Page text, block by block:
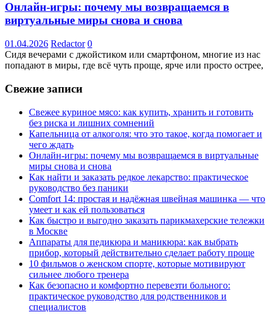
Онлайн-игры: почему мы возвращаемся в
виртуальные миры снова и снова
01.04.2026 Redactor 0
Сидя вечерами с джойстиком или смартфоном, многие из нас
попадают в миры, где всё чуть проще, ярче или просто острее,
Свежие записи
Свежее куриное мясо: как купить, хранить и готовить
без риска и лишних сомнений
Капельница от алкоголя: что это такое, когда помогает и
чего ждать
Онлайн-игры: почему мы возвращаемся в виртуальные
миры снова и снова
Как найти и заказать редкое лекарство: практическое
руководство без паники
Comfort 14: простая и надёжная швейная машинка — что
умеет и как ей пользоваться
Как быстро и выгодно заказать парикмахерские тележки
в Москве
Аппараты для педикюра и маникюра: как выбрать
прибор, который действительно сделает работу проще
10 фильмов о женском спорте, которые мотивируют
сильнее любого тренера
Как безопасно и комфортно перевезти больного:
практическое руководство для родственников и
специалистов